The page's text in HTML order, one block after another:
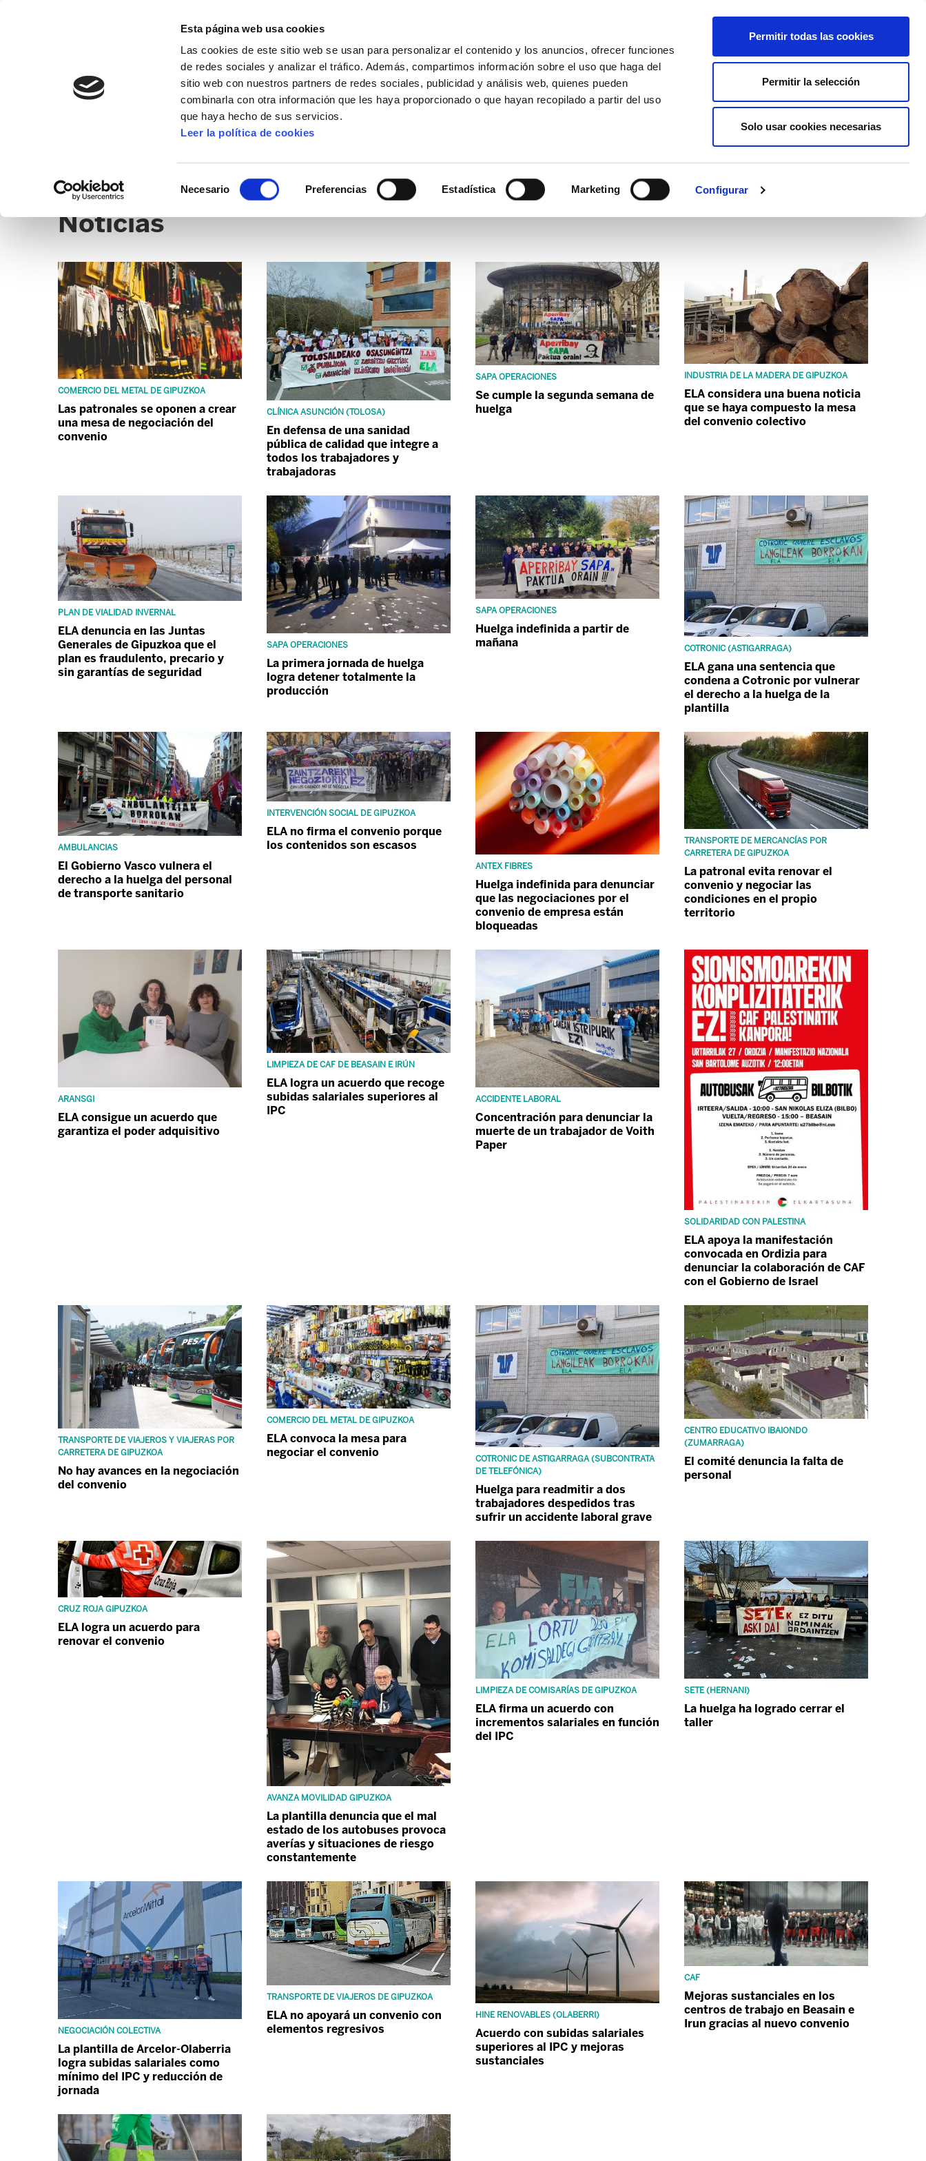
Esta página web usa cookies
Las cookies de este sitio web se usan para personalizar el contenido y los anuncios, ofrecer funciones
de redes sociales y analizar el tráfico. Además, compartimos información sobre el uso que haga del
sitio web con nuestros partners de redes sociales, publicidad y análisis web, quienes pueden
combinarla con otra información que les haya proporcionado o que hayan recopilado a partir del uso
que haya hecho de sus servicios.
Leer la política de cookies
Necesario Preferencias Estadística Marketing Configurar
Permitir todas las cookies
Permitir la selección
Solo usar cookies necesarias
AFÍLIATE
ORIA-GOIERRI
Noticias
COMERCIO DEL METAL DE GIPUZKOA
Las patronales se oponen a crear
una mesa de negociación del
convenio
CLÍNICA ASUNCIÓN (TOLOSA)
En defensa de una sanidad
pública de calidad que integre a
todos los trabajadores y
trabajadoras
SAPA OPERACIONES
Se cumple la segunda semana de
huelga
INDUSTRIA DE LA MADERA DE GIPUZKOA
ELA considera una buena noticia
que se haya compuesto la mesa
del convenio colectivo
PLAN DE VIALIDAD INVERNAL
ELA denuncia en las Juntas
Generales de Gipuzkoa que el
plan es fraudulento, precario y
sin garantías de seguridad
SAPA OPERACIONES
La primera jornada de huelga
logra detener totalmente la
producción
SAPA OPERACIONES
Huelga indefinida a partir de
mañana
COTRONIC (ASTIGARRAGA)
ELA gana una sentencia que
condena a Cotronic por vulnerar
el derecho a la huelga de la
plantilla
AMBULANCIAS
El Gobierno Vasco vulnera el
derecho a la huelga del personal
de transporte sanitario
INTERVENCIÓN SOCIAL DE GIPUZKOA
ELA no firma el convenio porque
los contenidos son escasos
ANTEX FIBRES
Huelga indefinida para denunciar
que las negociaciones por el
convenio de empresa están
bloqueadas
TRANSPORTE DE MERCANCÍAS POR
CARRETERA DE GIPUZKOA
La patronal evita renovar el
convenio y negociar las
condiciones en el propio
territorio
ARANSGI
ELA consigue un acuerdo que
garantiza el poder adquisitivo
LIMPIEZA DE CAF DE BEASAIN E IRÚN
ELA logra un acuerdo que recoge
subidas salariales superiores al
IPC
ACCIDENTE LABORAL
Concentración para denunciar la
muerte de un trabajador de Voith
Paper
SOLIDARIDAD CON PALESTINA
ELA apoya la manifestación
convocada en Ordizia para
denunciar la colaboración de CAF
con el Gobierno de Israel
TRANSPORTE DE VIAJEROS Y VIAJERAS POR
CARRETERA DE GIPUZKOA
No hay avances en la negociación
del convenio
COMERCIO DEL METAL DE GIPUZKOA
ELA convoca la mesa para
negociar el convenio
COTRONIC DE ASTIGARRAGA (SUBCONTRATA
DE TELEFÓNICA)
Huelga para readmitir a dos
trabajadores despedidos tras
sufrir un accidente laboral grave
CENTRO EDUCATIVO IBAIONDO
(ZUMARRAGA)
El comité denuncia la falta de
personal
CRUZ ROJA GIPUZKOA
ELA logra un acuerdo para
renovar el convenio
AVANZA MOVILIDAD GIPUZKOA
La plantilla denuncia que el mal
estado de los autobuses provoca
averías y situaciones de riesgo
constantemente
LIMPIEZA DE COMISARÍAS DE GIPUZKOA
ELA firma un acuerdo con
incrementos salariales en función
del IPC
SETE (HERNANI)
La huelga ha logrado cerrar el
taller
NEGOCIACIÓN COLECTIVA
La plantilla de Arcelor-Olaberria
logra subidas salariales como
mínimo del IPC y reducción de
jornada
TRANSPORTE DE VIAJEROS DE GIPUZKOA
ELA no apoyará un convenio con
elementos regresivos
HINE RENOVABLES (OLABERRI)
Acuerdo con subidas salariales
superiores al IPC y mejoras
sustanciales
CAF
Mejoras sustanciales en los
centros de trabajo en Beasain e
Irun gracias al nuevo convenio